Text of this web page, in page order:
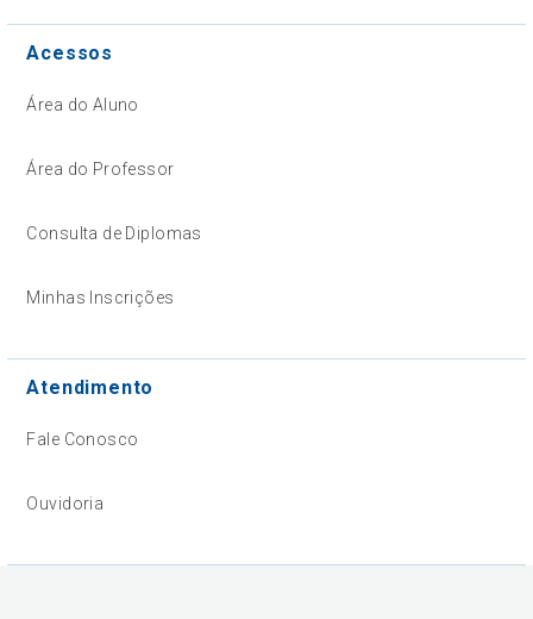
Acessos
Área do Aluno
Área do Professor
Consulta de Diplomas
Minhas Inscrições
Atendimento
Fale Conosco
Ouvidoria